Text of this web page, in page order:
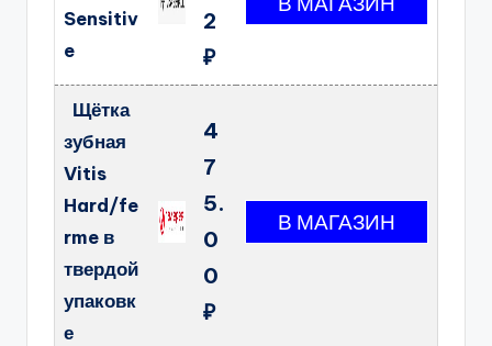
Sensitiv
e
2
₽
Щётка
зубная
Vitis
Hard/fe
rme в
твердой
упаковк
е
4
7
5.
0
0
₽